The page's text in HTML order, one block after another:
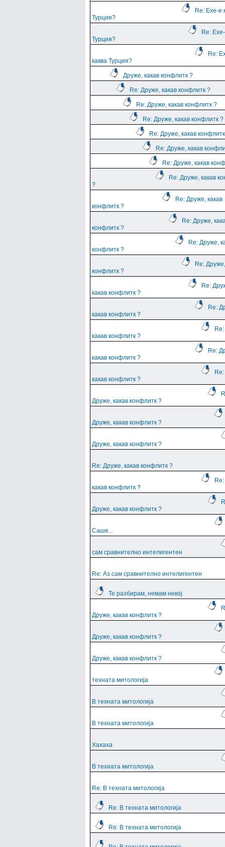
Re: Ехе-е
Турция?
Re:
Турция?
Re:
каква Турция?
Друже, какав конфлитк ?
Re: Друже, какав конфлитк ?
Re: Друже, какав конфлитк ?
Re: Друже, какав конфлитк ?
Re: Друже, какав
Re: Друже, какав
Re: Друже, какав
Re: Друже, какав
?
Re: Друже, какав
конфлитк ?
Re: Друже,
конфлитк ?
Re: Друже,
конфлитк ?
Re:
конфлитк ?
Re:
какав конфлитк ?
Re:
какав конфлитк ?
какав конфлитк ?
Re:
какав конфлитк ?
какав конфлитк ?
Друже, какав конфлитк ?
Друже, какав конфлитк ?
Друже, какав конфлитк ?
Re: Друже, какав конфлитк ?
какав конфлитк ?
Друже, какав конфлитк ?
Саше...
сам сравнително интелигентен
Re: Аз сам сравнително интелигентен
Те разбирам, немам некој
Друже, какав конфлитк ?
Друже, какав конфлитк ?
Друже, какав конфлитк ?
техната митологија
В техната митологија
В техната митологија
Хахаха
В техната митологија
Re: В техната митологија
Re: В техната митологија
Re: В техната митологија